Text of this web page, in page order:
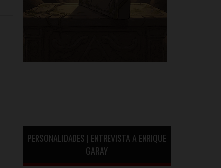
PERSONALIDADES | ENTREVISTA A ENRIQUE
GARAY